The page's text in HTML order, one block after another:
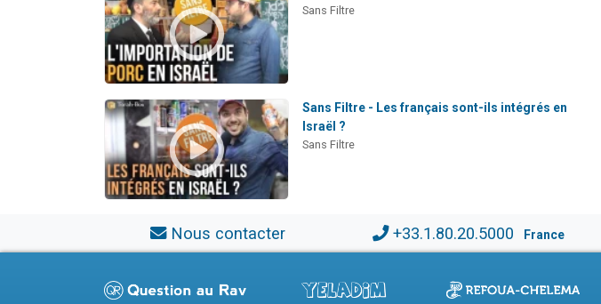
Sans Filtre
Sans Filtre - Les français sont-ils intégrés en
Israël ?
Sans Filtre
Nous contacter +33.1.80.20.5000 France